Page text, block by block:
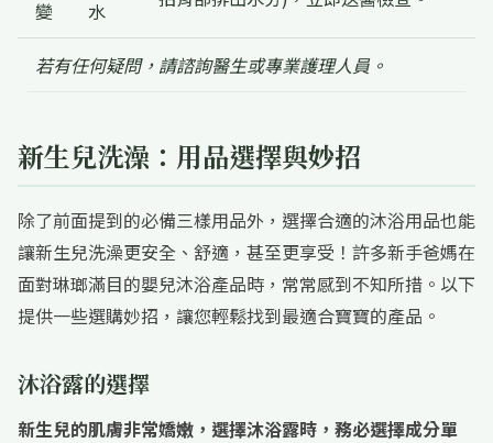
變
水
若有任何疑問，請諮詢醫生或專業護理人員。
新生兒洗澡：用品選擇與妙招
除了前面提到的必備三樣用品外，選擇合適的沐浴用品也能
讓新生兒洗澡更安全、舒適，甚至更享受！許多新手爸媽在
面對琳瑯滿目的嬰兒沐浴產品時，常常感到不知所措。以下
提供一些選購妙招，讓您輕鬆找到最適合寶寶的產品。
沐浴露的選擇
新生兒的肌膚非常嬌嫩，選擇沐浴露時，務必選擇成分單